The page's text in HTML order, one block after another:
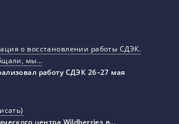
о восстановлении работы СДЭК.
мы…
работу СДЭК 26–27 мая
центра Wildberries в…